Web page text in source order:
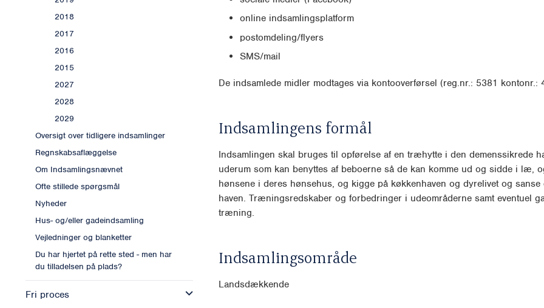
2018
2017
2016
2015
2027
2028
2029
Oversigt over tidligere indsamlinger
Regnskabsaflæggelse
Om Indsamlingsnævnet
Ofte stillede spørgsmål
Nyheder
Hus- og/eller gadeindsamling
Vejledninger og blanketter
Du har hjertet på rette sted - men har
du tilladelsen på plads?
Fri proces
online indsamlingsplatform
postomdeling/flyers
SMS/mail
De indsamlede midler modtages via kontooverførsel (reg.nr.: 5381 kontonr.:
Indsamlingens formål
Indsamlingen skal bruges til opførelse af en træhytte i den demenssikrede
uderum som kan benyttes af beboerne så de kan komme ud og sidde i læ,
hønsene i deres hønsehus, og kigge på køkkenhaven og dyrelivet og sanse
haven. Træningsredskaber og forbedringer i udeområderne samt eventuel
træning.
Indsamlingsområde
Landsdækkende